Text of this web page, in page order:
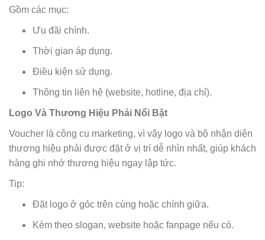
Gồm các mục:
Ưu đãi chính.
Thời gian áp dụng.
Điều kiện sử dụng.
Thông tin liên hệ (website, hotline, địa chỉ).
Logo Và Thương Hiệu Phải Nổi Bật
Voucher là công cụ marketing, vì vậy logo và bộ nhận diện
thương hiệu phải được đặt ở vị trí dễ nhìn nhất, giúp khách
hàng ghi nhớ thương hiệu ngay lập tức.
Tip:
Đặt logo ở góc trên cùng hoặc chính giữa.
Kèm theo slogan, website hoặc fanpage nếu có.